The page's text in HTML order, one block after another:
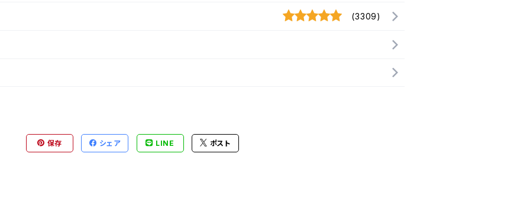
(3309)
保存 シェア LINE ポスト